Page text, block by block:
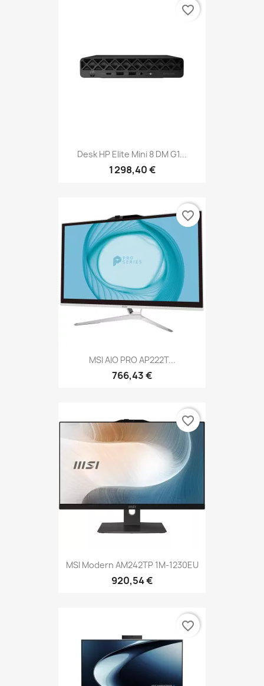
Desk HP Elite Mini 8 DM G1...
1 298,40 €
favorite_border
MSI AIO PRO AP222T...
766,43 €
favorite_border
MSI Modern AM242TP 1M-1230EU
920,54 €
favorite_border
favorite_border